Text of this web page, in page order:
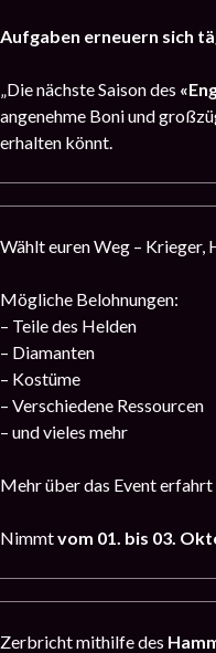
Aufgaben erneuern sich
„Die nächste Saison des
angenehme Boni und
erhalten könnt.
Wählt euren Weg – Krieger,
Mögliche Belohnungen:
– Teile des Helden
– Diamanten
– Kostüme
– Verschiedene Ressourcen
– und vieles mehr
Mehr über das Event
Nimmtvom 01. bis 03.
Zerbricht mithilfe des